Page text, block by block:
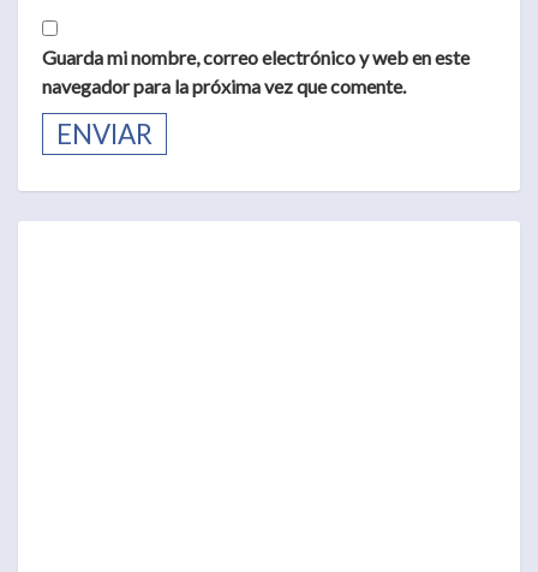
Guarda mi nombre, correo electrónico y web en este
navegador para la próxima vez que comente.